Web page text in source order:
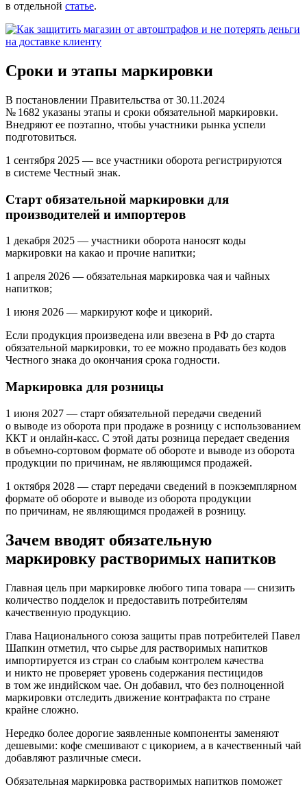
в отдельной статье.
Сроки и этапы маркировки
В постановлении Правительства от 30.11.2024
№ 1682 указаны этапы и сроки обязательной маркировки.
Внедряют ее поэтапно, чтобы участники рынка успели
подготовиться.
1 сентября 2025 — все участники оборота регистрируются
в системе Честный знак.
Старт обязательной маркировки для
производителей и импортеров
1 декабря 2025 — участники оборота наносят коды
маркировки на какао и прочие напитки;
1 апреля 2026 — обязательная маркировка чая и чайных
напитков;
1 июня 2026 — маркируют кофе и цикорий.
Если продукция произведена или ввезена в РФ до старта
обязательной маркировки, то ее можно продавать без кодов
Честного знака до окончания срока годности.
Маркировка для розницы
1 июня 2027 — старт обязательной передачи сведений
о выводе из оборота при продаже в розницу с использованием
ККТ и онлайн-касс. С этой даты розница передает сведения
в объемно-сортовом формате об обороте и выводе из оборота
продукции по причинам, не являющимся продажей.
1 октября 2028 — старт передачи сведений в поэкземплярном
формате об обороте и выводе из оборота продукции
по причинам, не являющимся продажей в розницу.
Зачем вводят обязательную
маркировку растворимых напитков
Главная цель при маркировке любого типа товара — снизить
количество подделок и предоставить потребителям
качественную продукцию.
Глава Национального союза защиты прав потребителей Павел
Шапкин отметил, что сырье для растворимых напитков
импортируется из стран со слабым контролем качества
и никто не проверяет уровень содержания пестицидов
в том же индийском чае. Он добавил, что без полноценной
маркировки отследить движение контрафакта по стране
крайне сложно.
Нередко более дорогие заявленные компоненты заменяют
дешевыми: кофе смешивают с цикорием, а в качественный чай
добавляют различные смеси.
Обязательная маркировка растворимых напитков поможет